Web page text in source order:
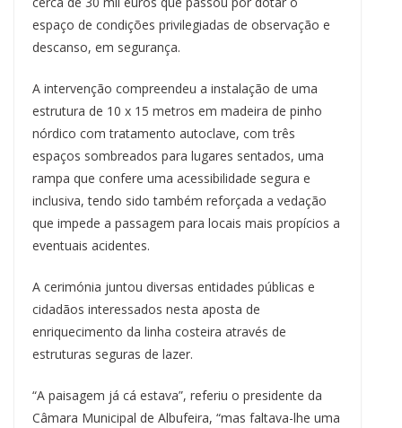
t
espaço de condições privilegiadas de observação e
descanso, em segurança.
A intervenção compreendeu a instalação de uma
estrutura de 10 x 15 metros em madeira de pinho
nórdico com tratamento autoclave, com três
espaços sombreados para lugares sentados, uma
rampa que confere uma acessibilidade segura e
inclusiva, tendo sido também reforçada a vedação
que impede a passagem para locais mais propícios a
eventuais acidentes.
A cerimónia juntou diversas entidades públicas e
cidadãos interessados nesta aposta de
enriquecimento da linha costeira através de
estruturas seguras de lazer.
“A paisagem já cá estava”, referiu o presidente da
Câmara Municipal de Albufeira, “mas faltava-lhe uma